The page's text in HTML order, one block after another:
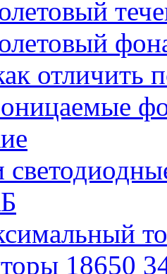
отличить
18650